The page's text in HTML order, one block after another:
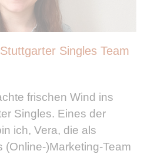
Singles Team
frischen Wind ins
Singles. Eines der
ich, Vera, die als
(Online-)Marketing-Team